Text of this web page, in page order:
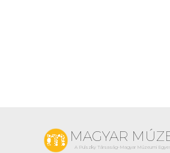
MAGYAR
A Pulszky Társaság-Magyar Múzeumi